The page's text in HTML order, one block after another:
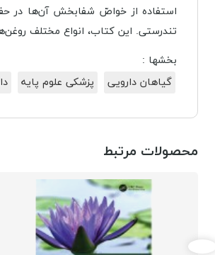
استفاده از خواصّ شفابخش آن‌ها در
تندرستی. این کتاب، انواع مختلف
بخشها :
گیاهان دارویی
پزشکی علوم پایه
محصولات مرتبط